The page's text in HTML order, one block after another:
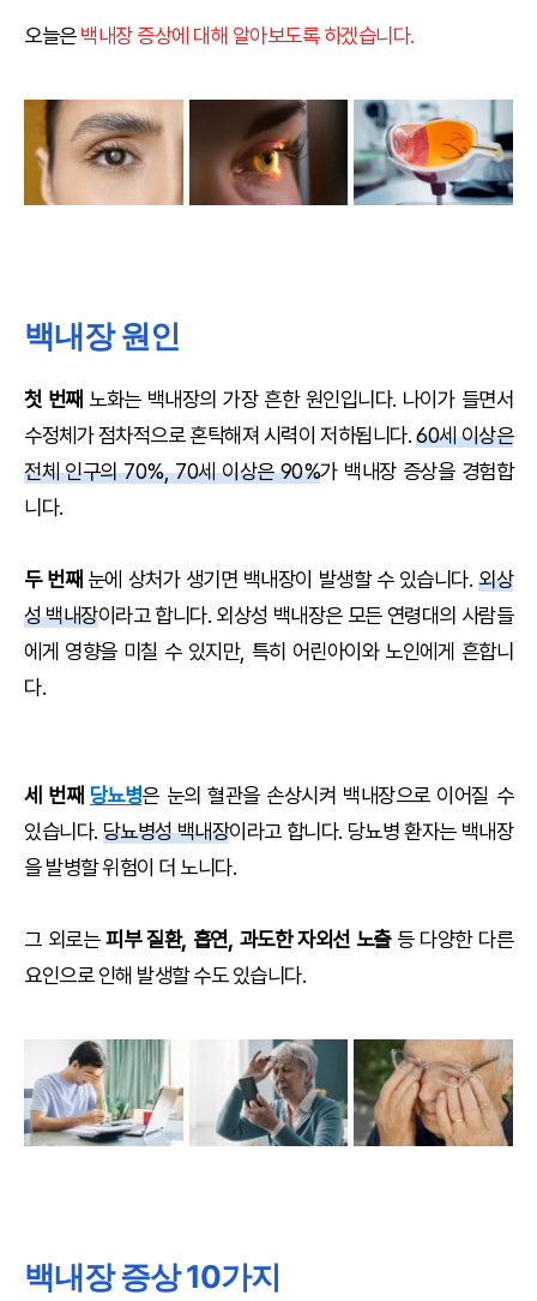
오늘은백내장 증상에 대해 알아보도록 하겠습니다.
백내장 원인
첫 번째 노화는 백내장의 가장 흔한 원인입니다. 나이가 들면서
수정체가 점차적으로 혼탁해져 시력이 저하됩니다.60세 이상은
전체 인구의 70%, 70세 이상은 90%가 백내장 증상을 경험합
니다.
두 번째 눈에 상처가 생기면 백내장이 발생할 수 있습니다.외상
성 백내장이라고 합니다. 외상성 백내장은 모든 연령대의 사람들
에게 영향을 미칠 수 있지만, 특히 어린아이와 노인에게 흔합니
다.
세 번째 당뇨병은 눈의 혈관을 손상시켜 백내장으로 이어질 수
있습니다. 당뇨병성 백내장이라고 합니다. 당뇨병 환자는 백내장
을 발병할 위험이 더 노니다.
그 외로는피부 질환, 흡연, 과도한 자외선 노출등 다양한 다른
요인으로 인해 발생할 수도 있습니다.
백내장 증상 10가지